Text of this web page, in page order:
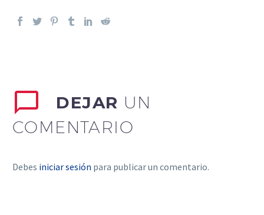
DEJAR UN
COMENTARIO
Debes iniciar sesión para publicar un comentario.